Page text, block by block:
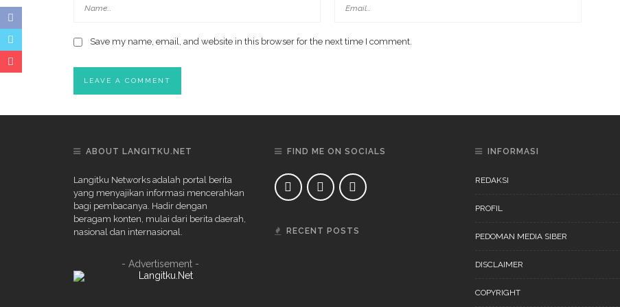
Save my name, email, and website in this browser for the next time I comment.
ABOUT LANGITKU.NET
Langitku Networks adalah portal berita
yang menyajikan informasi mencerahkan
bagi pembacanya. Hadir dengan
beragam konten, mulai dari berita daerah,
nasional dan internasional.
- Advertisement -
FIND ME ON SOCIALS
RECENT POSTS
INFORMASI
REDAKSI
PROFIL
PEDOMAN MEDIA SIBER
DISCLAIMER
COPYRIGHT